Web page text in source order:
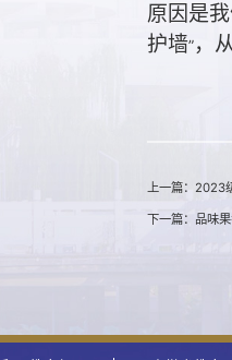
原因是
护墙”，
上一篇：2023
下一篇：品味